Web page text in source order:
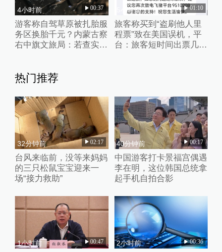
4小时前 00:37
游客称自驾草原被扎胎服
务区换胎千元？内蒙古察
右中旗文旅局：若查实人
5小时前 01:10
旅客称买到“盗刷他人里
程票”致在美国误机，平
台：旅客短时间出票几十
热门推荐
32分钟前 02:17
台风来临前，没等来妈妈
的三只松鼠宝宝迎来一
场“接力救助”
40分钟前 00:17
中国游客打卡景福宫偶遇
李在明，这位韩国总统拿
起手机自拍合影
1小时前 00:47 2小时前 00:36